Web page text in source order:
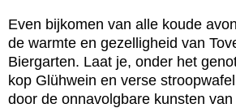
Even bijkomen van alle koude
de warmte en gezelligheid van
Biergarten. Laat je, onder het
kop Glühwein en verse
door de onnavolgbare kunsten van